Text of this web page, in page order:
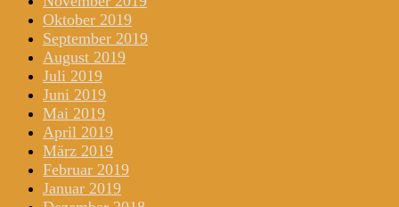
Oktober 2019
September 2019
August 2019
Juli 2019
Juni 2019
Mai 2019
April 2019
März 2019
Februar 2019
Januar 2019